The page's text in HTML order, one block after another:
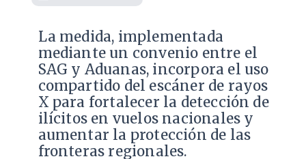
La medida, implementada
mediante un convenio entre el
SAG y Aduanas, incorpora el uso
compartido del escáner de rayos
X para fortalecer la detección de
ilícitos en vuelos nacionales y
aumentar la protección de las
fronteras regionales.